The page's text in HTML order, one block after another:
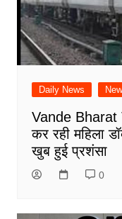
Daily News
Vande Bharat
कर रही महिला
खुब हुई प्रशंसा
0